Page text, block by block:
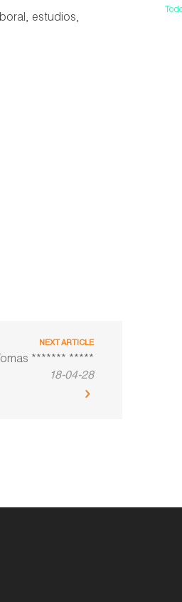
estudios,
NEXT ARTICLE
******* *****
18-04-28